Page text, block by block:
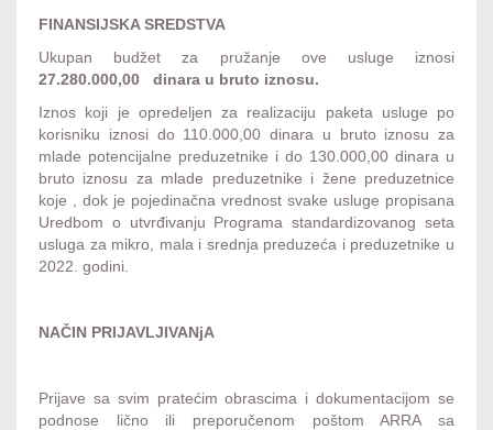
FINANSIJSKA SREDSTVA
Ukupan budžet za pružanje ove usluge iznosi
27.280.000,00 dinara u bruto iznosu.
Iznos koji je opredeljen za realizaciju paketa usluge po
korisniku iznosi do 110.000,00 dinara u bruto iznosu za
mlade potencijalne preduzetnike i do 130.000,00 dinara u
bruto iznosu za mlade preduzetnike i žene preduzetnice
koje , dok je pojedinačna vrednost svake usluge propisana
Uredbom o utvrđivanju Programa standardizovanog seta
usluga za mikro, mala i srednja preduzeća i preduzetnike u
2022. godini.
NAČIN PRIJAVLJIVANjA
Prijave sa svim pratećim obrascima i dokumentacijom se
podnose lično ili preporučenom poštom ARRA sa